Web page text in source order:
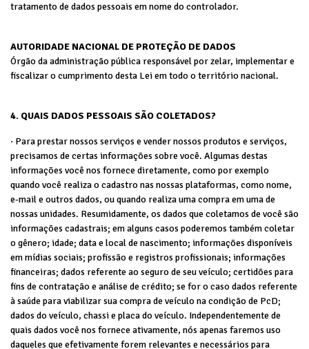
tratamento de dados pessoais em nome do controlador.
AUTORIDADE NACIONAL DE PROTEÇÃO DE DADOS
Órgão da administração pública responsável por zelar, implementar e
fiscalizar o cumprimento desta Lei em todo o território nacional.
4. QUAIS DADOS PESSOAIS SÃO COLETADOS?
· Para prestar nossos serviços e vender nossos produtos e serviços,
precisamos de certas informações sobre você. Algumas destas
informações você nos fornece diretamente, como por exemplo
quando você realiza o cadastro nas nossas plataformas, como nome,
e-mail e outros dados, ou quando realiza uma compra em uma de
nossas unidades. Resumidamente, os dados que coletamos de você são
informações cadastrais; em alguns casos poderemos também coletar
o gênero; idade; data e local de nascimento; informações disponíveis
em mídias sociais; profissão e registros profissionais; informações
financeiras; dados referente ao seguro de seu veículo; certidões para
fins de contratação e análise de crédito; se for o caso dados referente
à saúde para viabilizar sua compra de veículo na condição de PcD;
dados do veículo, chassi e placa do veículo. Independentemente de
quais dados você nos fornece ativamente, nós apenas faremos uso
daqueles que efetivamente forem relevantes e necessários para